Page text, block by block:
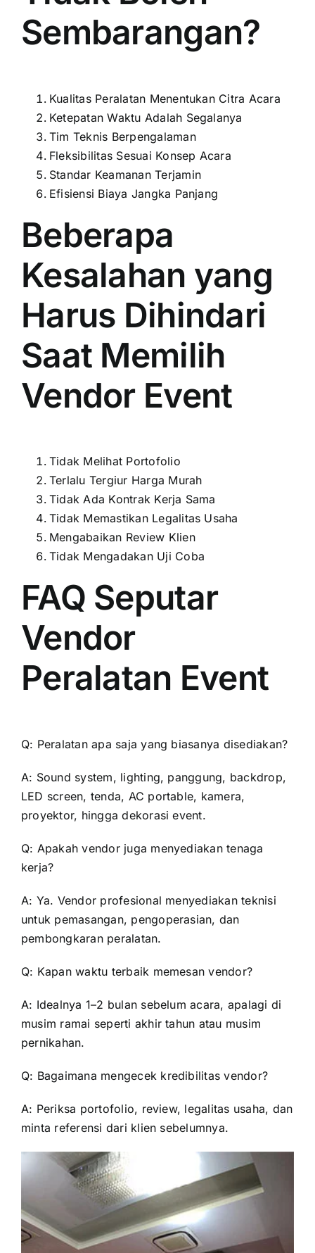
Sembarangan?
Kualitas Peralatan Menentukan Citra Acara
Ketepatan Waktu Adalah Segalanya
Tim Teknis Berpengalaman
Fleksibilitas Sesuai Konsep Acara
Standar Keamanan Terjamin
Efisiensi Biaya Jangka Panjang
Beberapa
Kesalahan yang
Harus Dihindari
Saat Memilih
Vendor Event
Tidak Melihat Portofolio
Terlalu Tergiur Harga Murah
Tidak Ada Kontrak Kerja Sama
Tidak Memastikan Legalitas Usaha
Mengabaikan Review Klien
Tidak Mengadakan Uji Coba
FAQ Seputar
Vendor
Peralatan Event
Q: Peralatan apa saja yang biasanya disediakan?
A: Sound system, lighting, panggung, backdrop,
LED screen, tenda, AC portable, kamera,
proyektor, hingga dekorasi event.
Q: Apakah vendor juga menyediakan tenaga
kerja?
A: Ya. Vendor profesional menyediakan teknisi
untuk pemasangan, pengoperasian, dan
pembongkaran peralatan.
Q: Kapan waktu terbaik memesan vendor?
A: Idealnya 1–2 bulan sebelum acara, apalagi di
musim ramai seperti akhir tahun atau musim
pernikahan.
Q: Bagaimana mengecek kredibilitas vendor?
A: Periksa portofolio, review, legalitas usaha, dan
minta referensi dari klien sebelumnya.